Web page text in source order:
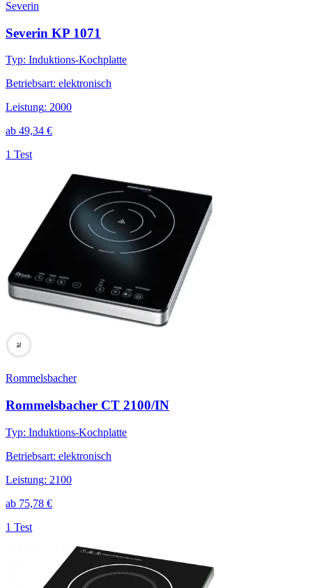
Severin
Severin KP 1071
Typ: Induktions-Kochplatte
Betriebsart: elektronisch
Leistung: 2000
ab 49,34 €
1 Test
76
Rommelsbacher
Rommelsbacher CT 2100/IN
Typ: Induktions-Kochplatte
Betriebsart: elektronisch
Leistung: 2100
ab 75,78 €
1 Test